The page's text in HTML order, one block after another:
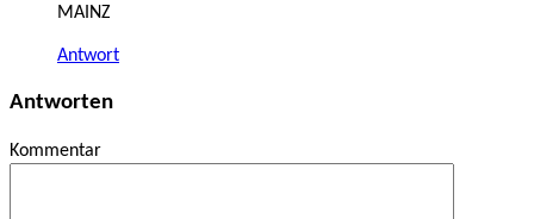
MAINZ
Antwort
Antworten
Kommentar